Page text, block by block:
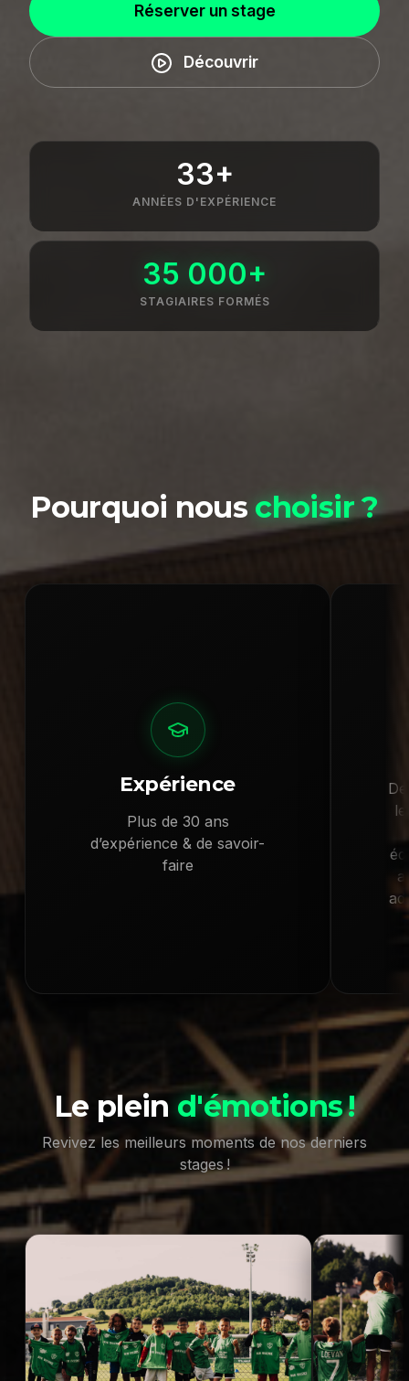
Réserver un stage
Découvrir
33+
ANNÉES D'EXPÉRIENCE
35 000+
STAGIAIRES FORMÉS
Pourquoi nous choisir ?
Expérience
Plus de 30 ans
d’expérience & de savoir-
faire
Le plein d'émotions !
Revivez les meilleurs moments de nos derniers
stages !